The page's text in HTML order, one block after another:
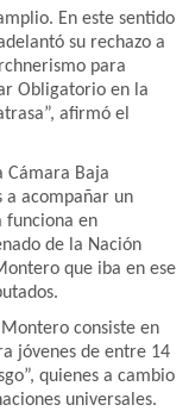
En este sentido
su rechazo a
para
Obligatorio en la
afirmó el
Cámara Baja
a acompañar un
funciona en
de la Nación
que iba en ese
consiste en
jóvenes de entre 14
quienes a cambio
universales.